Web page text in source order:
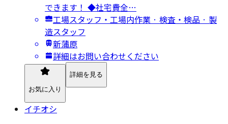
できます！ ◆社宅費全…
工場スタッフ・工場内作業 · 検査・検品 · 製
造スタッフ
新蒲原
詳細はお問い合わせください
お気に入り
詳細を見る
イチオシ